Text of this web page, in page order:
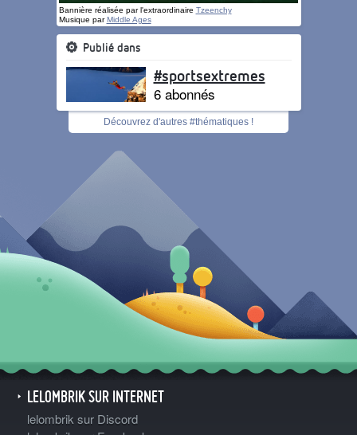
Bannière réalisée par l'extraordinaire Tzeenchy
Musique parMiddle Ages
Publié dans
#sportsextremes
6 abonnés
Découvrez d'autres #thématiques !
LELOMBRIK SUR INTERNET
lelombrik sur Discord